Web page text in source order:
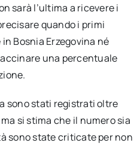
sarà l’ultima a ricevere i
quando i primi
Bosnia Erzegovina né
una percentuale
sono stati registrati oltre
si stima che il numero sia
sono state criticate per non